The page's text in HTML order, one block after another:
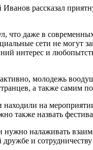
рассказал
что даже в
сети не
интерес и
молодежь
а также самим
на
также назвать
налаживать
и